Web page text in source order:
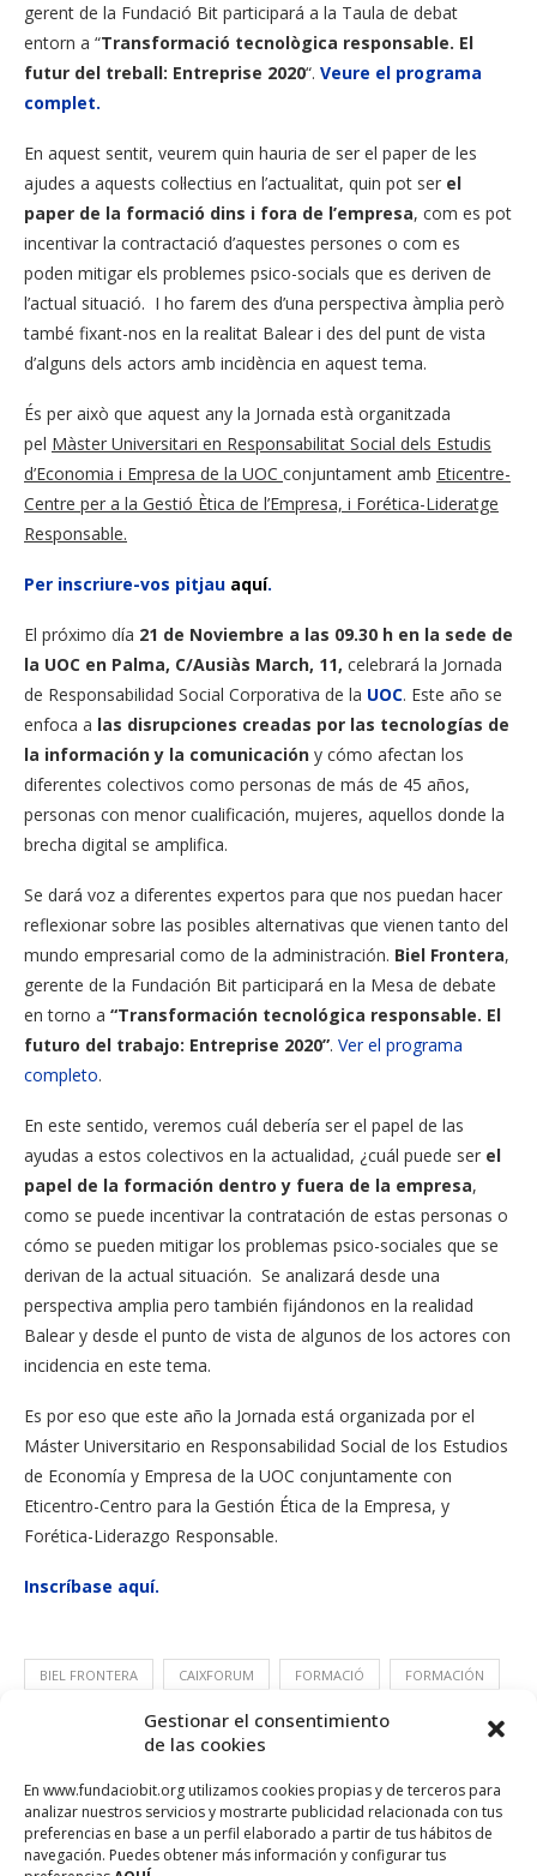
Gestionar el consentimiento
de las cookies
En www.fundaciobit.org utilizamos cookies propias y de terceros para
analizar nuestros servicios y mostrarte publicidad relacionada con tus
preferencias en base a un perfil elaborado a partir de tus hábitos de
navegación. Puedes obtener más información y configurar tus
gerent de la Fundació Bit participará a la Taula de debat
entorn a “Transformació tecnològica responsable. El
futur del treball: Entreprise 2020“. Veure el programa
complet.
En aquest sentit, veurem quin hauria de ser el paper de les
ajudes a aquests col·lectius en l’actualitat, quin pot ser el
paper de la formació dins i fora de l’empresa, com es pot
incentivar la contractació d’aquestes persones o com es
poden mitigar els problemes psico-socials que es deriven de
l’actual situació. I ho farem des d’una perspectiva àmplia però
també fixant-nos en la realitat Balear i des del punt de vista
d’alguns dels actors amb incidència en aquest tema.
És per això que aquest any la Jornada està organitzada
pel Màster Universitari en Responsabilitat Social dels Estudis
d’Economia i Empresa de la UOC conjuntament amb Eticentre-
Centre per a la Gestió Ètica de l’Empresa, i Forética-Lideratge
Responsable.
Per inscriure-vos pitjau aquí.
El próximo día 21 de Noviembre a las 09.30 h en la sede de
la UOC en Palma, C/Ausiàs March, 11, celebrará la Jornada
de Responsabilidad Social Corporativa de la UOC. Este año se
enfoca a las disrupciones creadas por las tecnologías de
la información y la comunicación y cómo afectan los
diferentes colectivos como personas de más de 45 años,
personas con menor cualificación, mujeres, aquellos donde la
brecha digital se amplifica.
Se dará voz a diferentes expertos para que nos puedan hacer
reflexionar sobre las posibles alternativas que vienen tanto del
mundo empresarial como de la administración. Biel Frontera,
gerente de la Fundación Bit participará en la Mesa de debate
en torno a “Transformación tecnológica responsable. El
futuro del trabajo: Entreprise 2020”. Ver el programa
completo.
En este sentido, veremos cuál debería ser el papel de las
ayudas a estos colectivos en la actualidad, ¿cuál puede ser el
papel de la formación dentro y fuera de la empresa,
como se puede incentivar la contratación de estas personas o
cómo se pueden mitigar los problemas psico-sociales que se
derivan de la actual situación. Se analizará desde una
perspectiva amplia pero también fijándonos en la realidad
Balear y desde el punto de vista de algunos de los actores con
incidencia en este tema.
Es por eso que este año la Jornada está organizada por el
Máster Universitario en Responsabilidad Social de los Estudios
de Economía y Empresa de la UOC conjuntamente con
Eticentro-Centro para la Gestión Ética de la Empresa, y
Forética-Liderazgo Responsable.
Inscríbase aquí.
BIEL FRONTERA CAIXFORUM FORMACIÓ FORMACIÓN
RSC